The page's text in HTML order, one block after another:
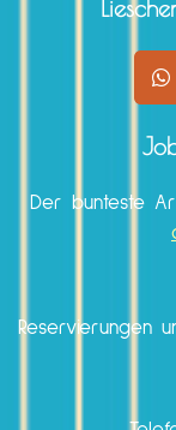
Der bunteste
Reservierungen